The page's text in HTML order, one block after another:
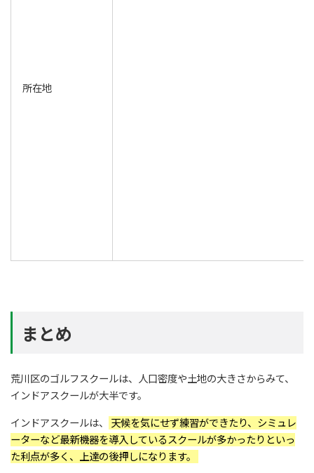
所在地
まとめ
荒川区のゴルフスクールは、人口密度や土地の大きさからみて、
インドアスクールが大半です。
インドアスクールは、
天候を気にせず練習ができたり、シミュレ
ーターなど最新機器を導入しているスクールが多かったりといっ
た利点が多く、上達の後押しになります。